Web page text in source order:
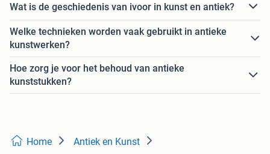
Wat is de geschiedenis van ivoor in kunst en antiek?
Welke technieken worden vaak gebruikt in antieke
kunstwerken?
Hoe zorg je voor het behoud van antieke
kunststukken?
Home Antiek en Kunst